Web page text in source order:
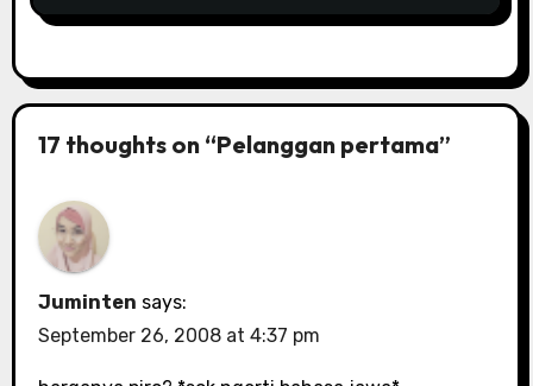
17 thoughts on “Pelanggan pertama”
Juminten says:
September 26, 2008 at 4:37 pm